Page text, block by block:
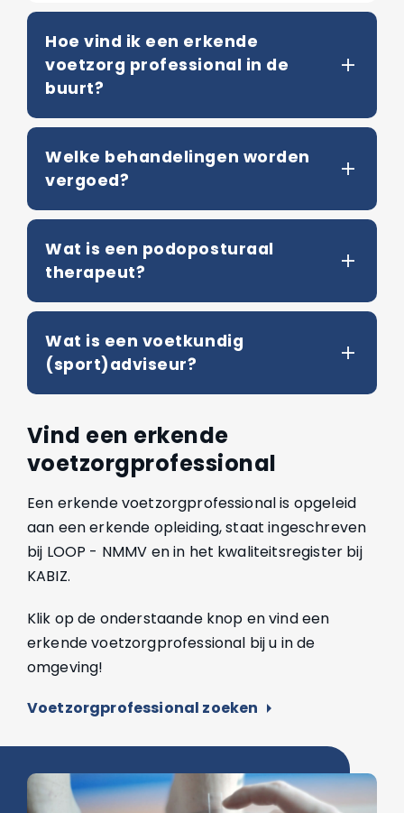
Hoe vind ik een erkende
voetzorg professional in de
buurt?
Welke behandelingen worden
vergoed?
Wat is een podoposturaal
therapeut?
Wat is een voetkundig
(sport)adviseur?
Vind een erkende
voetzorgprofessional
Een erkende voetzorgprofessional is opgeleid
aan een erkende opleiding, staat ingeschreven
bij LOOP - NMMV en in het kwaliteitsregister bij
KABIZ.
Klik op de onderstaande knop en vind een
erkende voetzorgprofessional bij u in de
omgeving!
Voetzorgprofessional zoeken arrow_right